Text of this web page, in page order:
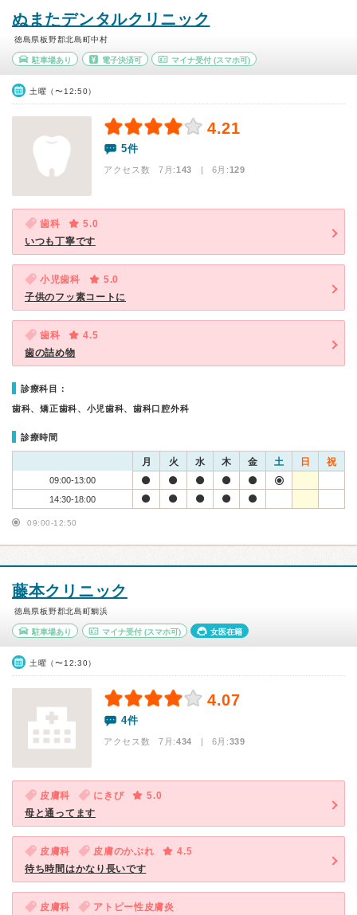
ぬまたデンタルクリニック
徳島県板野郡北島町中村
駐車場あり 電子決済可 マイナ受付 (スマホ可)
土曜（〜12:50）
4.21
5件
アクセス数 7月:143 | 6月:129
歯科
5.0
いつも丁寧です
小児歯科
5.0
子供のフッ素コートに
歯科
4.5
歯の詰め物
診療科目：
歯科、矯正歯科、小児歯科、歯科口腔外科
診療時間
月 火 水 木 金 土 日 祝
09:00-13:00
14:30-18:00
09:00-12:50
藤本クリニック
徳島県板野郡北島町鯛浜
駐車場あり マイナ受付(スマホ可) 女医在籍
土曜（〜12:30）
4.07
4件
アクセス数 7月:434 | 6月:339
皮膚科 にきび
5.0
母と通ってます
皮膚科 皮膚のかぶれ
4.5
待ち時間はかなり長いです
皮膚科
アトピー性皮膚炎